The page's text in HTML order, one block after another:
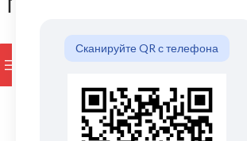
Сканируйте QR с телефона
ПРОСМОТР КАТЕГОРИЙ БРЕНДЫ